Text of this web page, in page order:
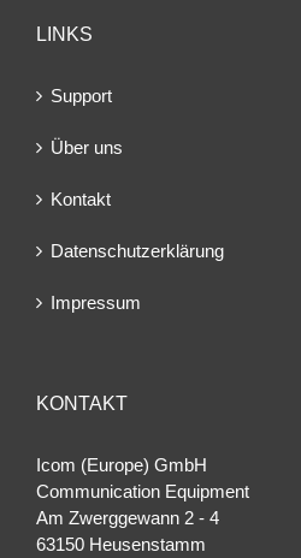
LINKS
Support
Über uns
Kontakt
Datenschutzerklärung
Impressum
KONTAKT
Icom (Europe) GmbH
Communication Equipment
Am Zwerggewann 2 ‐ 4
63150 Heusenstamm